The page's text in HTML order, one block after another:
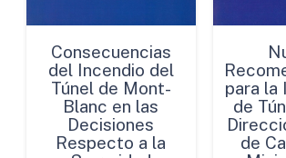
Consecuencias
del Incendio del
Túnel de Mont-
Blanc en las
Decisiones
Respecto a la
para la
de
de